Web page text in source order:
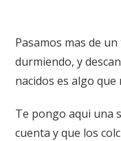
Pasamos mas de
durmiendo, y
nacidos es algo
Te pongo aqui una
cuenta y que los